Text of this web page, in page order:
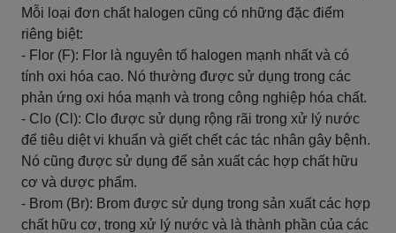
Mỗi loại đơn chất halogen cũng có những đặc điểm
riêng biệt:
- Flor (F): Flor là nguyên tố halogen mạnh nhất và có
tính oxi hóa cao. Nó thường được sử dụng trong các
phản ứng oxi hóa mạnh và trong công nghiệp hóa chất.
- Clo (Cl): Clo được sử dụng rộng rãi trong xử lý nước
để tiêu diệt vi khuẩn và giết chết các tác nhân gây bệnh.
Nó cũng được sử dụng để sản xuất các hợp chất hữu
cơ và dược phẩm.
- Brom (Br): Brom được sử dụng trong sản xuất các hợp
chất hữu cơ, trong xử lý nước và là thành phần của các